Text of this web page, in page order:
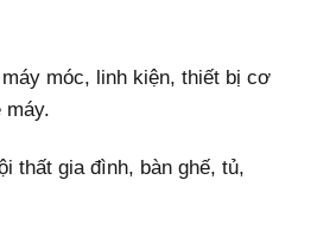
móc, linh kiện, thiết bị cơ
máy.
thất gia đình, bàn ghế, tủ,